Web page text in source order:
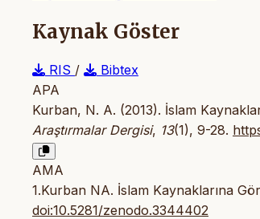
Kaynak Göster
RIS /
Bibtex
APA
Kurban, N. A. (2013). İslam
Araştırmalar Dergisi, 13(1), 9-28.
AMA
1.Kurban NA. İslam Kaynaklarına
doi:10.5281/zenodo.3344402